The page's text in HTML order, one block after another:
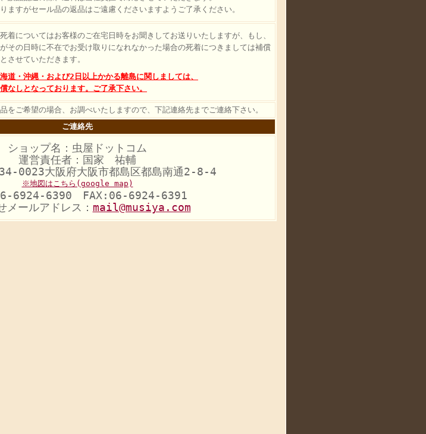
ますがセール品の返品はご遠慮くださいますようご了承ください。
着についてはお客様のご在宅日時をお聞きしてお送りいたしますが、もし、
その日時に不在でお受け取りになれなかった場合の死着につきましては補償
させていただきます。
道・沖縄・および2日以上かかる離島に関しましては、
なしとなっております。ご了承下さい。
をご希望の場合、お調べいたしますので、下記連絡先までご連絡下さい。
ご連絡先
ショップ名：虫屋ドットコム
運営責任者：国家 祐輔
0023大阪府大阪市都島区都島南通2-8-4
※地図はこちら(google map)
6924-6390 FAX:06-6924-6391
メールアドレス： mail@musiya.com